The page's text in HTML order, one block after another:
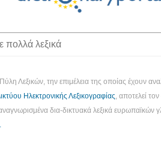
Λεξικών, την επιμέλεια της οποίας έχουν
Ηλεκτρονικής Λεξικογραφίας, αποτελεί
δια-δικτυακά λεξικά ευρωπαϊκών